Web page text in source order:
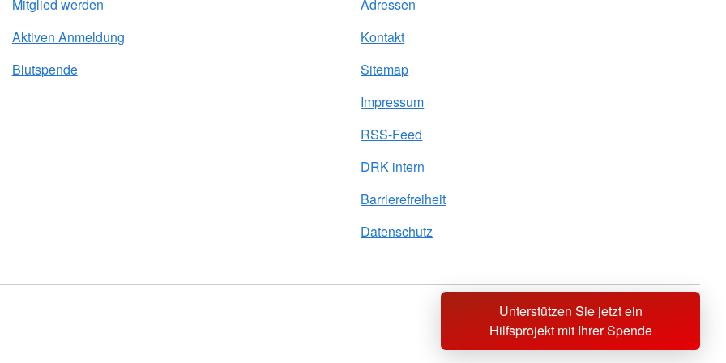
Unterstützen Sie jetzt ein
Hilfsprojekt mit Ihrer Spende
Mitglied werden
Aktiven Anmeldung
Blutspende
Adressen
Kontakt
Sitemap
Impressum
RSS-Feed
DRK intern
Barrierefreiheit
Datenschutz
Sprache wechseln zu